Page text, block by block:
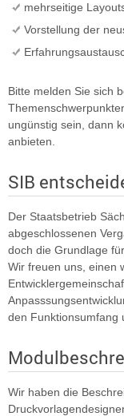
mehrseitige
Vorstellung der
Bitte melden Sie sich
ungünstig sein, dann
anbieten.
SIB
Der Staatsbetrieb
abgeschlossenen
doch die Grundlage
Wir freuen uns, einen
den Funktionsumfang
Wir haben die